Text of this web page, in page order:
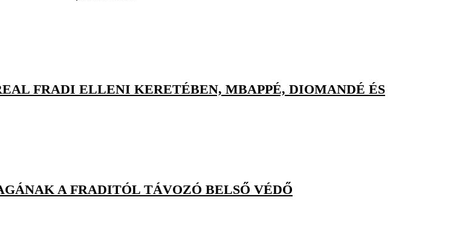
FRADI ELLENI KERETÉBEN, MBAPPÉ, DIOMANDÉ ÉS
A FRADITÓL TÁVOZÓ BELSŐ VÉDŐ